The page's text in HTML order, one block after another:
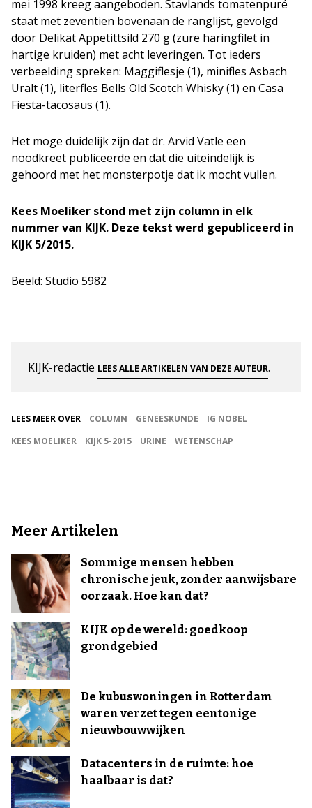
mei 1998 kreeg aangeboden. Stavlands tomatenpuré
staat met zeventien bovenaan de ranglijst, gevolgd
door Delikat Appetittsild 270 g (zure haringfilet in
hartige kruiden) met acht leveringen. Tot ieders
verbeelding spreken: Maggiflesje (1), minifles Asbach
Uralt (1), literfles Bells Old Scotch Whisky (1) en Casa
Fiesta-tacosaus (1).
Het moge duidelijk zijn dat dr. Arvid Vatle een
noodkreet publiceerde en dat die uiteindelijk is
gehoord met het monsterpotje dat ik mocht vullen.
Kees Moeliker stond met zijn column in elk
nummer van KIJK. Deze tekst werd gepubliceerd in
KIJK 5/2015.
Beeld: Studio 5982
KIJK-redactie LEES ALLE ARTIKELEN VAN DEZE AUTEUR.
LEES MEER OVER COLUMN GENEESKUNDE
IG NOBEL
KEES MOELIKER
KIJK 5-2015 URINE WETENSCHAP
Meer Artikelen
Sommige mensen hebben
chronische jeuk, zonder aanwijsbare
oorzaak. Hoe kan dat?
KIJK op de wereld: goedkoop
grondgebied
De kubuswoningen in Rotterdam
waren verzet tegen eentonige
nieuwbouwwijken
Datacenters in de ruimte: hoe
haalbaar is dat?